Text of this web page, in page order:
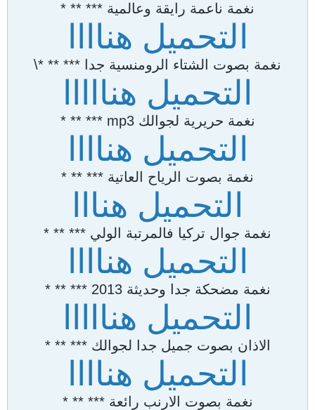
نغمة ناعمة رايقة وعالمية *** ** *
التحميل هناااا
نغمة بصوت الشتاء الرومنسية جدا *** ** *\
التحميل هنااااا
نغمة حريرية لجوالك mp3 *** ** *
التحميل هناااا
نغمة بصوت الرياح العاتية *** ** *
التحميل هنااا
نغمة جوال تركيا فالمرتبة الولي *** ** *
التحميل هناااا
نغمة مضحكة جدا وحديثة 2013 *** ** *
التحميل هنااااا
الاذان بصوت جميل جدا لجوالك *** ** *
التحميل هناااا
نغمة بصوت الارنب رائعة *** ** *